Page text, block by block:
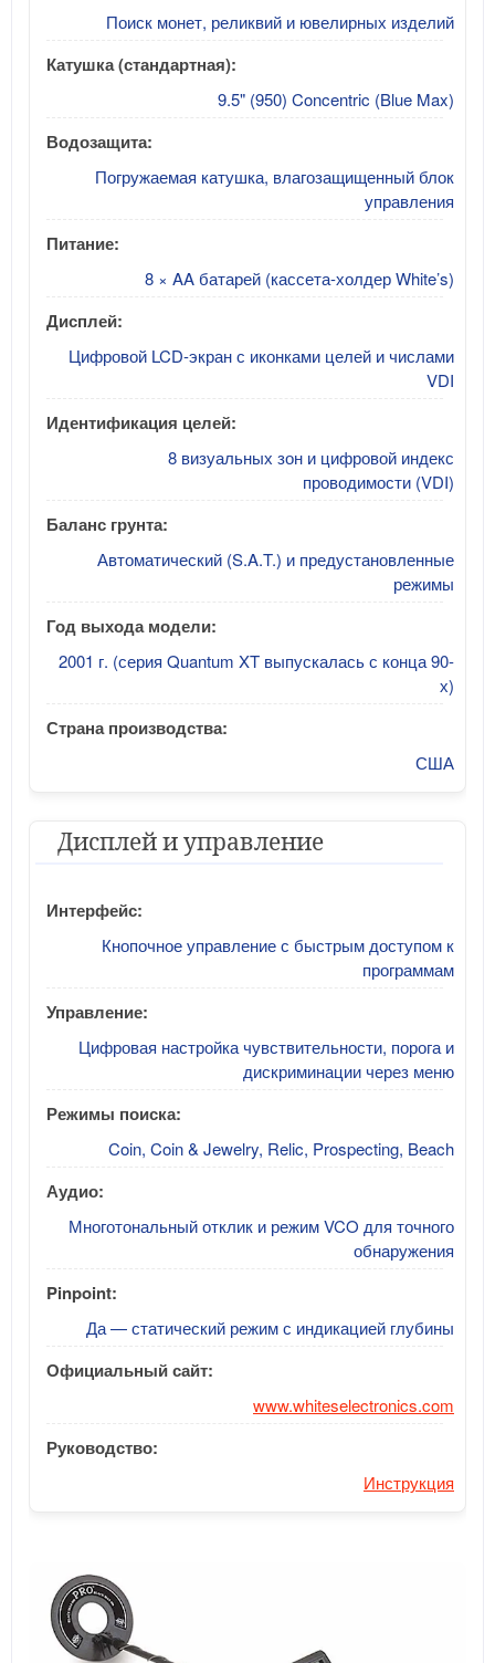
Поиск монет, реликвий и ювелирных изделий
Катушка (стандартная):
9.5" (950) Concentric (Blue Max)
Водозащита:
Погружаемая катушка, влагозащищенный блок
управления
Питание:
8 × AA батарей (кассета-холдер White’s)
Дисплей:
Цифровой LCD-экран с иконками целей и числами
VDI
Идентификация целей:
8 визуальных зон и цифровой индекс
проводимости (VDI)
Баланс грунта:
Автоматический (S.A.T.) и предустановленные
режимы
Год выхода модели:
2001 г. (серия Quantum XT выпускалась с конца 90-
х)
Страна производства:
США
Дисплей и управление
Интерфейс:
Кнопочное управление с быстрым доступом к
программам
Управление:
Цифровая настройка чувствительности, порога и
дискриминации через меню
Режимы поиска:
Coin, Coin & Jewelry, Relic, Prospecting, Beach
Аудио:
Многотональный отклик и режим VCO для точного
обнаружения
Pinpoint:
Да — статический режим с индикацией глубины
Официальный сайт:
www.whiteselectronics.com
Руководство:
Инструкция